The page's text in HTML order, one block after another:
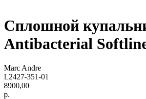
Сплошной
Antibacterial
Marc Andre
L2427-351-01
8900,00
р.